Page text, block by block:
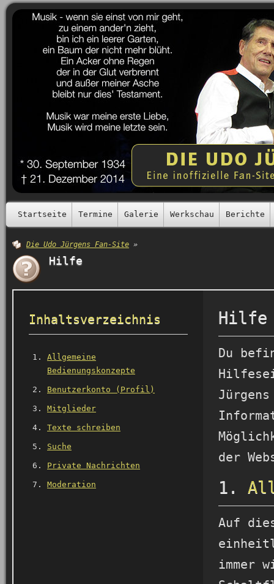
Startseite Termine Galerie Werkschau Berichte
Die Udo Jürgens Fan-Site »
Hilfe
Inhaltsverzeichnis
Allgemeine
Bedienungskonzepte
Benutzerkonto (Profil)
Mitglieder
Texte schreiben
Suche
Private Nachrichten
Moderation
Hilfe
Du
der
1.
Auf
immer